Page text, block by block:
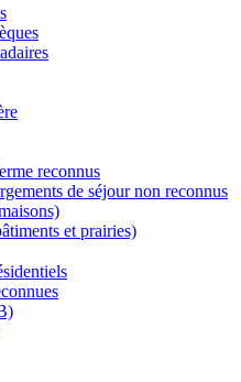
reconnus
de séjour non reconnus
et prairies)